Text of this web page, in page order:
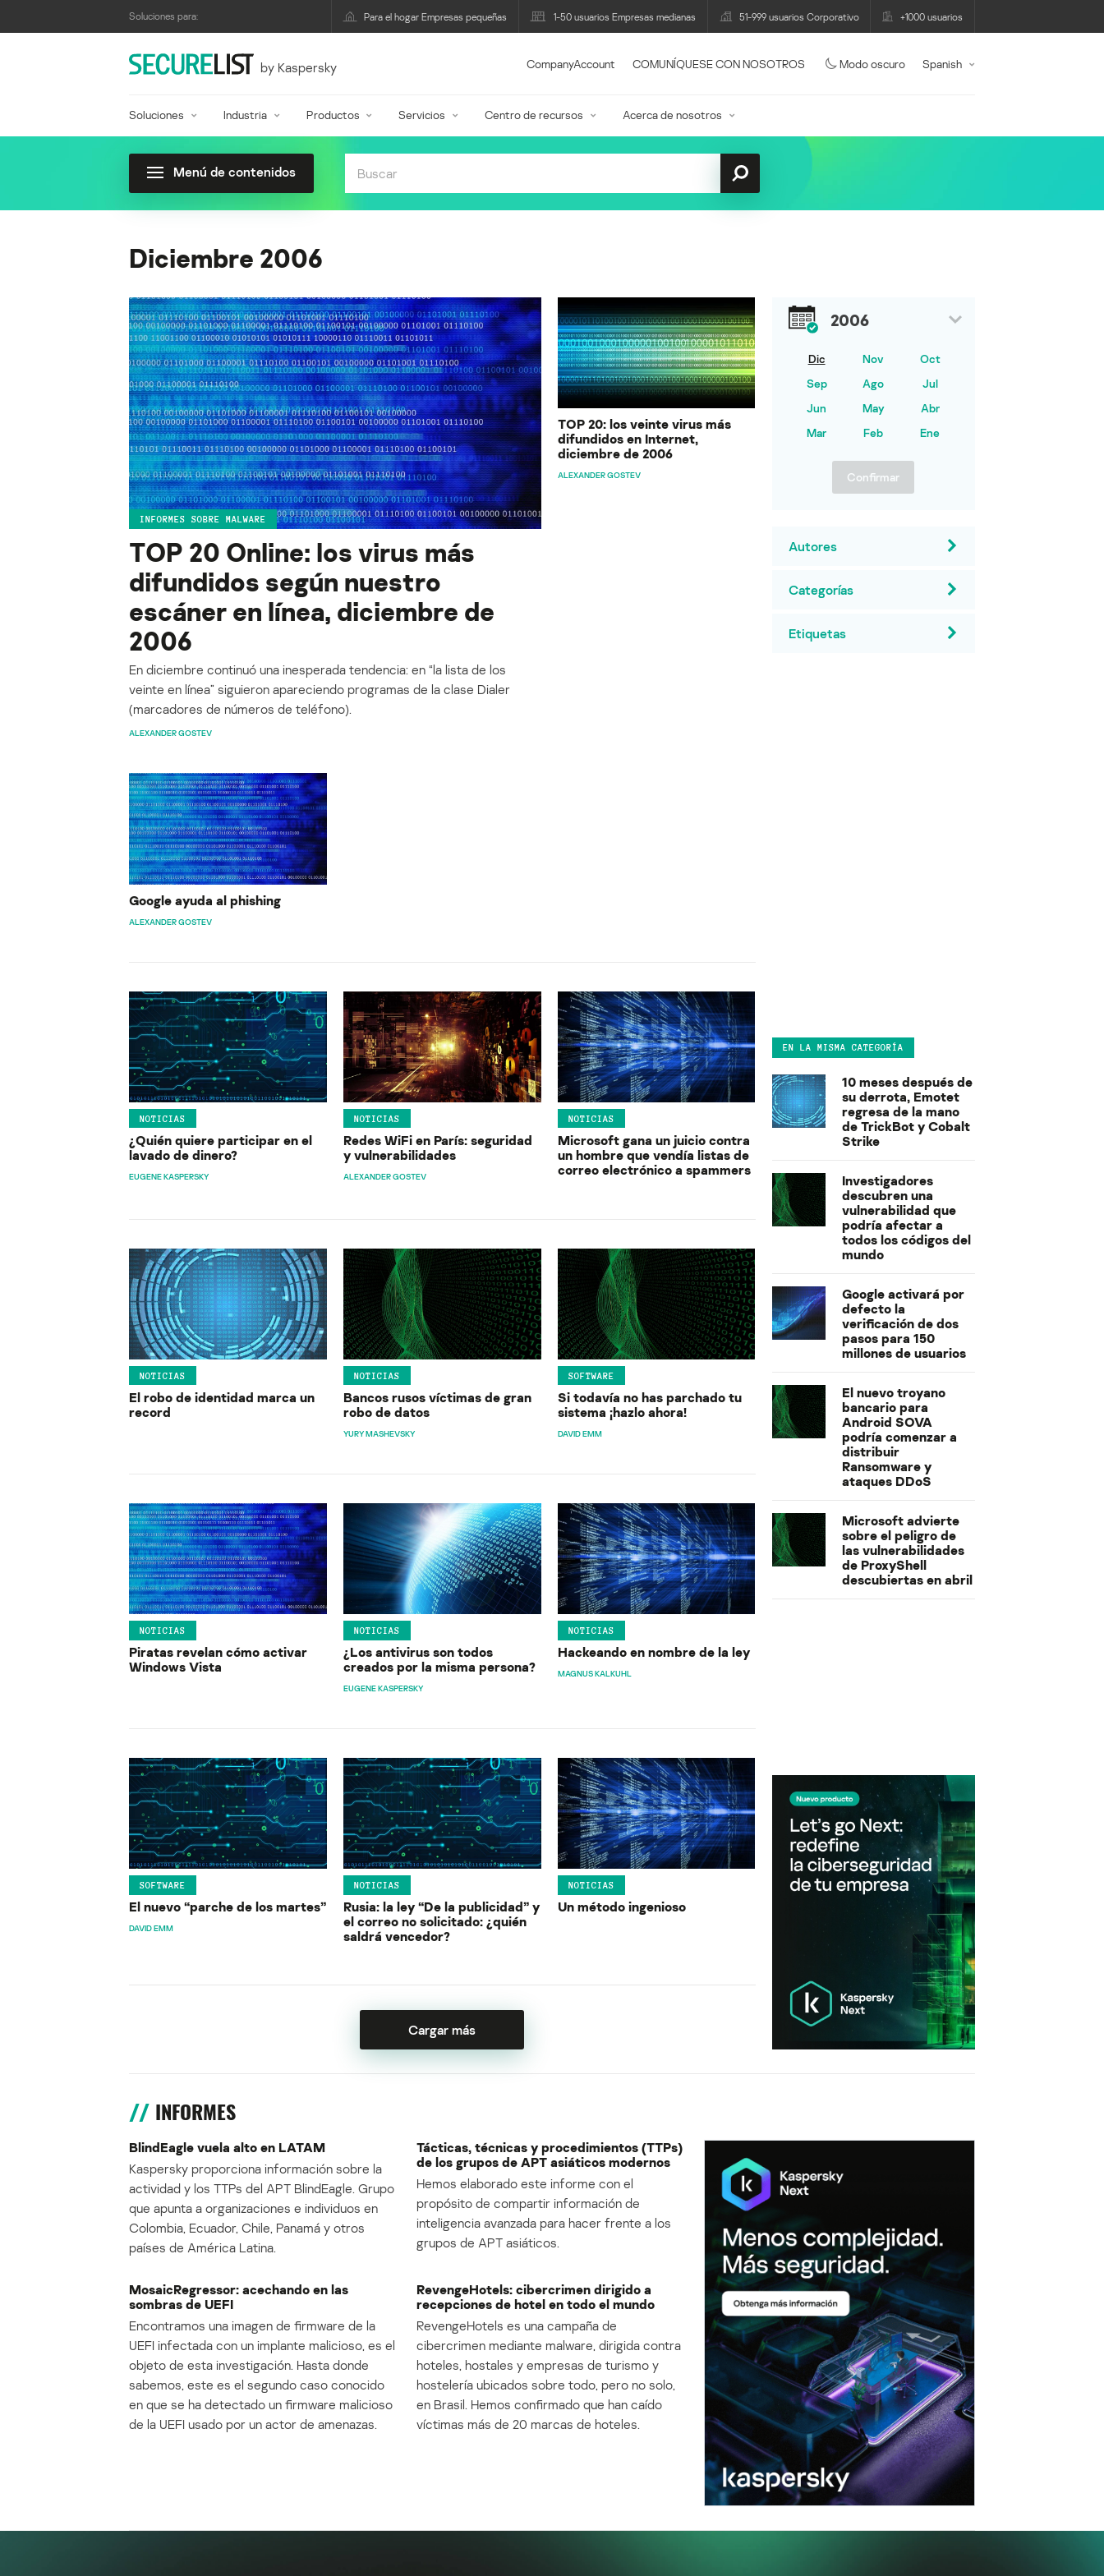
Soluciones para: Para el hogar Empresas pequeñas 1-50 usuarios Empresas medianas 51-999 usuarios Corporativo +1000 usuarios
by Kaspersky CompanyAccount COMUNÍQUESE CON NOSOTROS Modo oscuro Spanish
Soluciones Industria Productos Servicios Centro de recursos Acerca de nosotros
Menú de contenidos
Diciembre 2006
INFORMES SOBRE MALWARE
TOP 20 Online: los virus más
difundidos según nuestro
escáner en línea, diciembre de
2006
En diciembre continuó una inesperada tendencia: en “la lista de los
veinte en línea” siguieron apareciendo programas de la clase Dialer
(marcadores de números de teléfono).
ALEXANDER GOSTEV
TOP 20: los veinte virus más
difundidos en Internet,
diciembre de 2006
ALEXANDER GOSTEV
Google ayuda al phishing
ALEXANDER GOSTEV
NOTICIAS
¿Quién quiere participar en el
lavado de dinero?
EUGENE KASPERSKY
NOTICIAS
Redes WiFi en París: seguridad
y vulnerabilidades
ALEXANDER GOSTEV
NOTICIAS
Microsoft gana un juicio contra
un hombre que vendía listas de
correo electrónico a spammers
NOTICIAS
El robo de identidad marca un
record
NOTICIAS
Bancos rusos víctimas de gran
robo de datos
YURY MASHEVSKY
SOFTWARE
Si todavía no has parchado tu
sistema ¡hazlo ahora!
DAVID EMM
NOTICIAS
Piratas revelan cómo activar
Windows Vista
NOTICIAS
¿Los antivirus son todos
creados por la misma persona?
EUGENE KASPERSKY
NOTICIAS
Hackeando en nombre de la ley
MAGNUS KALKUHL
SOFTWARE
El nuevo “parche de los martes”
DAVID EMM
NOTICIAS
Rusia: la ley “De la publicidad” y
el correo no solicitado: ¿quién
saldrá vencedor?
NOTICIAS
Un método ingenioso
Cargar más
2006
Dic Nov
Oct
Sep
Ago
Jul
Jun
May
Abr
Mar
Feb Ene
Confirmar
Autores
Categorías
Etiquetas
EN LA MISMA CATEGORÍA
10 meses después de
su derrota, Emotet
regresa de la mano
de TrickBot y Cobalt
Strike
Investigadores
descubren una
vulnerabilidad que
podría afectar a
todos los códigos del
mundo
Google activará por
defecto la
verificación de dos
pasos para 150
millones de usuarios
El nuevo troyano
bancario para
Android SOVA
podría comenzar a
distribuir
Ransomware y
ataques DDoS
Microsoft advierte
sobre el peligro de
las vulnerabilidades
de ProxyShell
descubiertas en abril
INFORMES
BlindEagle vuela alto en LATAM
Kaspersky proporciona información sobre la
actividad y los TTPs del APT BlindEagle. Grupo
que apunta a organizaciones e individuos en
Colombia, Ecuador, Chile, Panamá y otros
países de América Latina.
Tácticas, técnicas y procedimientos (TTPs)
de los grupos de APT asiáticos modernos
Hemos elaborado este informe con el
propósito de compartir información de
inteligencia avanzada para hacer frente a los
grupos de APT asiáticos.
MosaicRegressor: acechando en las
sombras de UEFI
Encontramos una imagen de firmware de la
UEFI infectada con un implante malicioso, es el
objeto de esta investigación. Hasta donde
sabemos, este es el segundo caso conocido
en que se ha detectado un firmware malicioso
de la UEFI usado por un actor de amenazas.
RevengeHotels: cibercrimen dirigido a
recepciones de hotel en todo el mundo
RevengeHotels es una campaña de
cibercrimen mediante malware, dirigida contra
hoteles, hostales y empresas de turismo y
hostelería ubicados sobre todo, pero no solo,
en Brasil. Hemos confirmado que han caído
víctimas más de 20 marcas de hoteles.